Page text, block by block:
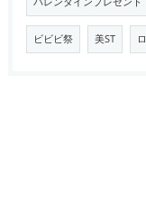
ビビビ祭 美ST